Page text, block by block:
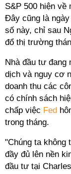
S&P 500 hiện về
Đây cũng là
số này, chỉ sau
đổ thị trường
Nhà đầu tư đang
dịch và nguy cơ
doanh thu các
có chính sách
chấp việc Fed
trong tháng.
"Chúng ta không
đầy đủ lên nền
đầu tư tại